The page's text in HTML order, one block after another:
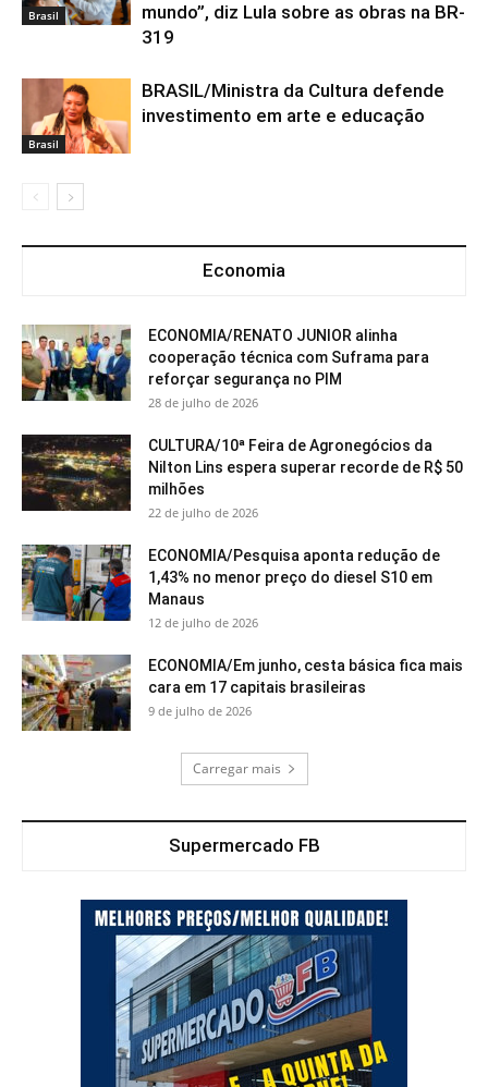
Brasil
mundo”, diz Lula sobre as obras na BR-
319
Brasil
BRASIL/Ministra da Cultura defende
investimento em arte e educação
Economia
ECONOMIA/RENATO JUNIOR alinha
cooperação técnica com Suframa para
reforçar segurança no PIM
28 de julho de 2026
CULTURA/10ª Feira de Agronegócios da
Nilton Lins espera superar recorde de R$ 50
milhões
22 de julho de 2026
ECONOMIA/Pesquisa aponta redução de
1,43% no menor preço do diesel S10 em
Manaus
12 de julho de 2026
ECONOMIA/Em junho, cesta básica fica mais
cara em 17 capitais brasileiras
9 de julho de 2026
Carregar mais
Supermercado FB